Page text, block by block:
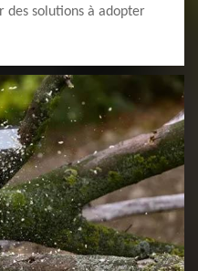
des solutions à adopter